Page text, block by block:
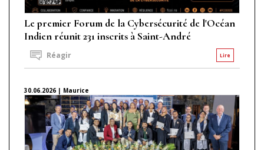
Le premier Forum de la Cybersécurité de l'Océan
Indien réunit 231 inscrits à Saint-André
Lire
Réagir
30.06.2026 | Maurice